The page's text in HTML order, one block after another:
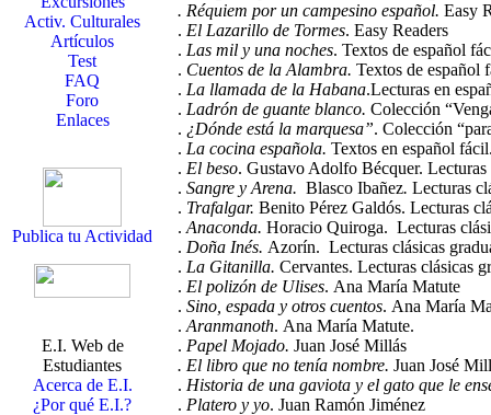
Activ. Culturales
Artículos
Test
FAQ
Foro
Enlaces
Publica tu Actividad
E.I. Web de
Estudiantes
Acerca de E.I.
¿Por qué E.I.?
. Réquiem por un campesino español. Easy
. El Lazarillo de Tormes. Easy Readers
. Las mil y una noches. Textos de español
. Cuentos de la Alambra. Textos de español
. La llamada de la Habana.Lecturas en
. Ladrón de guante blanco. Colección
. ¿Dónde está la marquesa”. Colección
. La cocina española. Textos en español
. El beso. Gustavo Adolfo Bécquer. Lecturas
. Sangre y Arena. Blasco Ibañez. Lecturas
. Trafalgar. Benito Pérez Galdós. Lecturas
. Anaconda. Horacio Quiroga. Lecturas
. Doña Inés. Azorín. Lecturas clásicas
. La Gitanilla. Cervantes. Lecturas clásicas
. El polizón de Ulises. Ana María Matute
. Sino, espada y otros cuentos. Ana María
. Aranmanoth. Ana María Matute.
. Papel Mojado. Juan José Millás
. El libro que no tenía nombre. Juan José
. Historia de una gaviota y el gato que le
. Platero y yo. Juan Ramón Jiménez